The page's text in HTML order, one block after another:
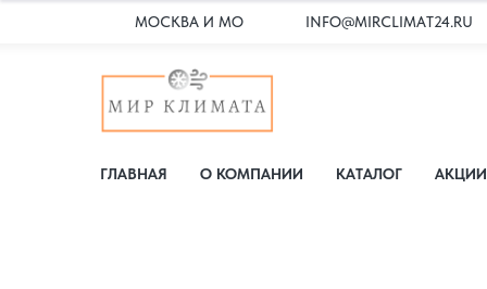
МОСКВА И МО INFO@MIRCLIMAT24.RU
ГЛАВНАЯ О КОМПАНИИ КАТАЛОГ АКЦИИ